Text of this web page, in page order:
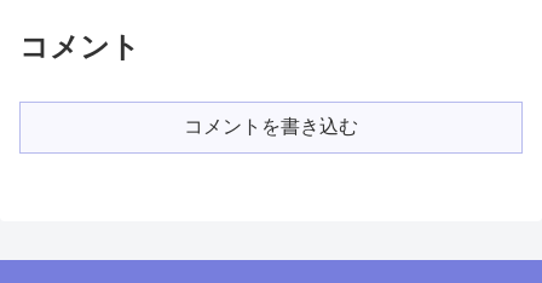
コメント
コメントを書き込む